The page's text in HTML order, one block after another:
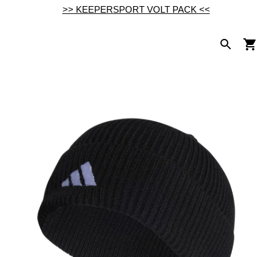
>> KEEPERSPORT VOLT PACK <<